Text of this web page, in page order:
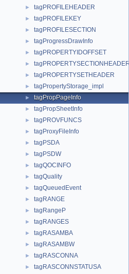
► tagPROFILEHEADER
► tagPROFILEKEY
► tagPROFILESECTION
► tagProgressDrawInfo
► tagPROPERTYIDOFFSET
► tagPROPERTYSECTIONHEADER
► tagPROPERTYSETHEADER
► tagPropertyStorage_impl
► tagPropPageInfo
► tagPropSheetInfo
► tagPROVFUNCS
► tagProxyFileInfo
► tagPSDA
► tagPSDW
► tagQOCINFO
► tagQuality
► tagQueuedEvent
► tagRANGE
► tagRangeP
► tagRANGES
► tagRASAMBA
► tagRASAMBW
► tagRASCONNA
► tagRASCONNSTATUSA